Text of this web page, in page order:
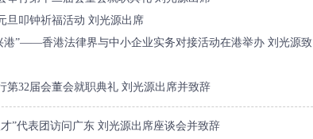
旦叩钟祈福活动 刘光源出席
港”——香港法律界与中小企业实务对接活动在港举办 刘光源致
第32届会董会就职典礼 刘光源出席并致辞
”代表团访问广东 刘光源出席座谈会并致辞